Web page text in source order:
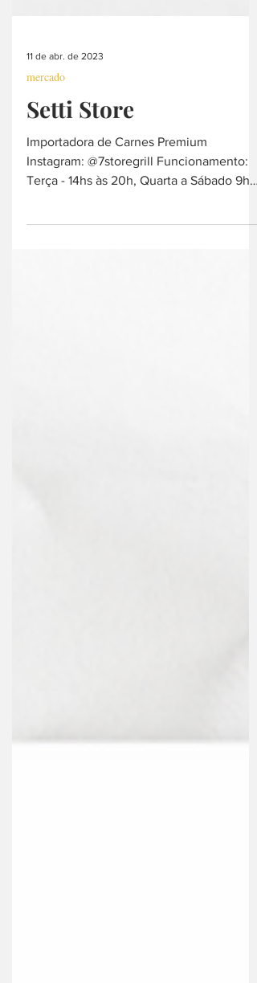
11 de abr. de 2023
mercado
Setti Store
Importadora de Carnes Premium
Instagram: @7storegrill Funcionamento:
às 20h e Domingo - 9hs às...